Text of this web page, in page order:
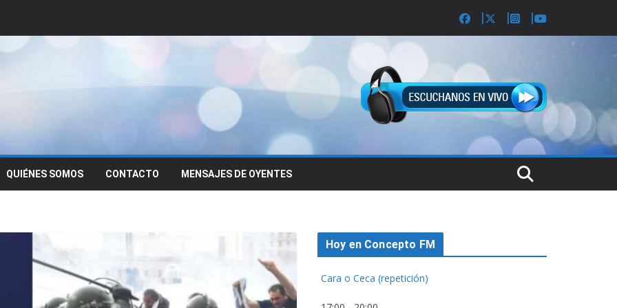
QUIÉNES SOMOS CONTACTO MENSAJES DE OYENTES
Hoy en Concepto FM
Cara o Ceca (repetición)